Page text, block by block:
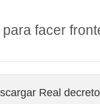
facer
Real